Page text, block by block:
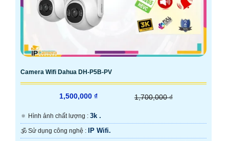
Camera Wifi Dahua DH-P5B-PV
1,500,000 ₫ 1,700,000 ₫
🔅 Hình ảnh chất lượng : 3k .
🕉️ Sử dụng công nghệ : IP Wifi.